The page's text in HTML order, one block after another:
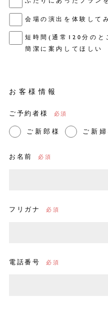
会場の演出を体験して
短時間(通常120分のと
簡潔に案内してほしい
お客様情報
ご予約者様
ご新郎様 ご新婦
お名前
フリガナ
電話番号